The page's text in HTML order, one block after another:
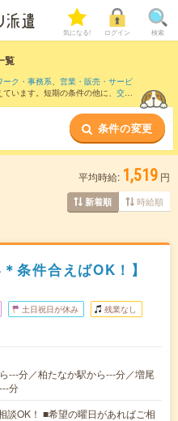
気になる! ログイン 検索
覧
ーク・事務系、 営業・販売・サービ
います。短期の条件の他に、 交通
条件の変更
平均時給: 1,519 円
新着順 時給順
条件合えばOK！】
土日祝日が休み 残業なし
---分／柏たなか駅から---分／増尾
分
談OK！ ■希望の曜日があればご相